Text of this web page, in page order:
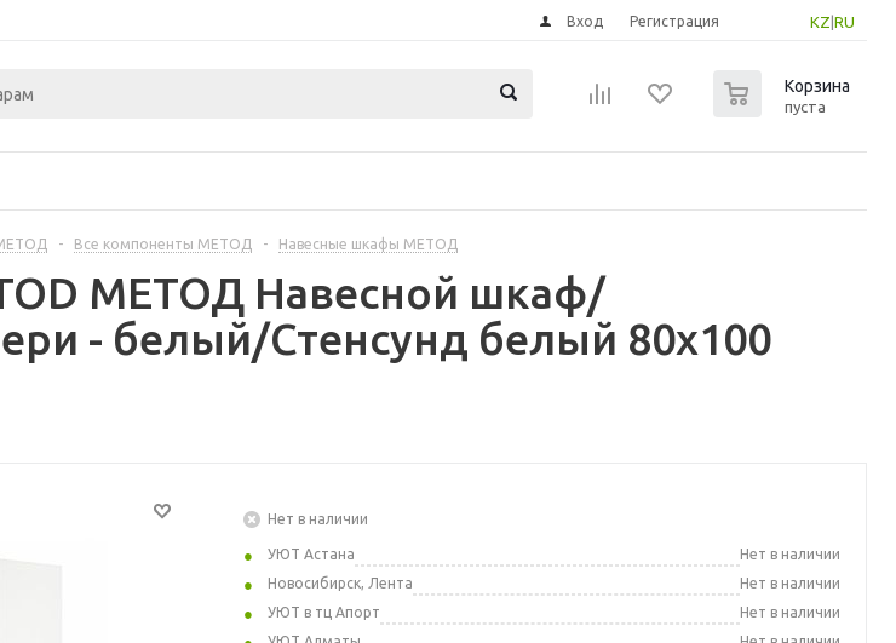
KZ RU
Вход Регистрация
Корзина
пуста
- Все компоненты МЕТОД - Навесные шкафы МЕТОД
МЕТОД Навесной шкаф/
- белый/Стенсунд белый 80x100
Нет в наличии
УЮТ Астана
Нет в наличии
Новосибирск, Лента
Нет в наличии
УЮТ в тц Апорт
Нет в наличии